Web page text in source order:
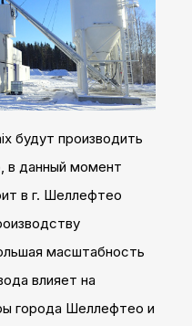
будут производить
в данный момент
в г. Шеллефтео
масштабность
влияет на
города Шеллефтео и